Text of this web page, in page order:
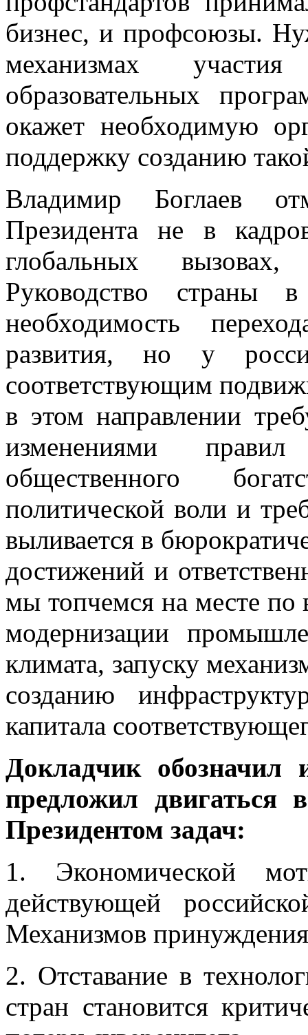
бизнес, и профсоюзы.
механизмах
образовательных
окажет необходимую
поддержку созданию
Владимир Боглаев
Президента не в
глобальных
Руководство страны
необходимость
развития, но у
соответствующим
в этом направлении
изменениями
общественного
политической воли и
выливается в
достижений и
мы топчемся на месте
модернизации
климата, запуску
созданию
капитала
Докладчик обозначил
предложил двигаться
Президентом задач:
1. Экономической
действующей
Механизмов
2. Отставание в
стран становится